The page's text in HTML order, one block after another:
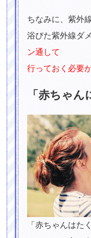
ちなみに、紫外
浴びた紫外線ダ
ン通して
行っておく必要
「赤ちゃ
「赤ちゃんはた